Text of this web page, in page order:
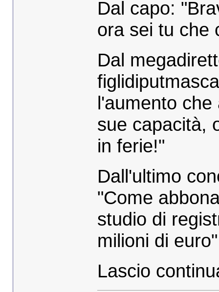
Dal capo:
ora sei tu che
Dal
l'aumento
sue capacità,
in ferie!"
Dall'ultimo
"Come
studio di
milioni di euro"
Lascio